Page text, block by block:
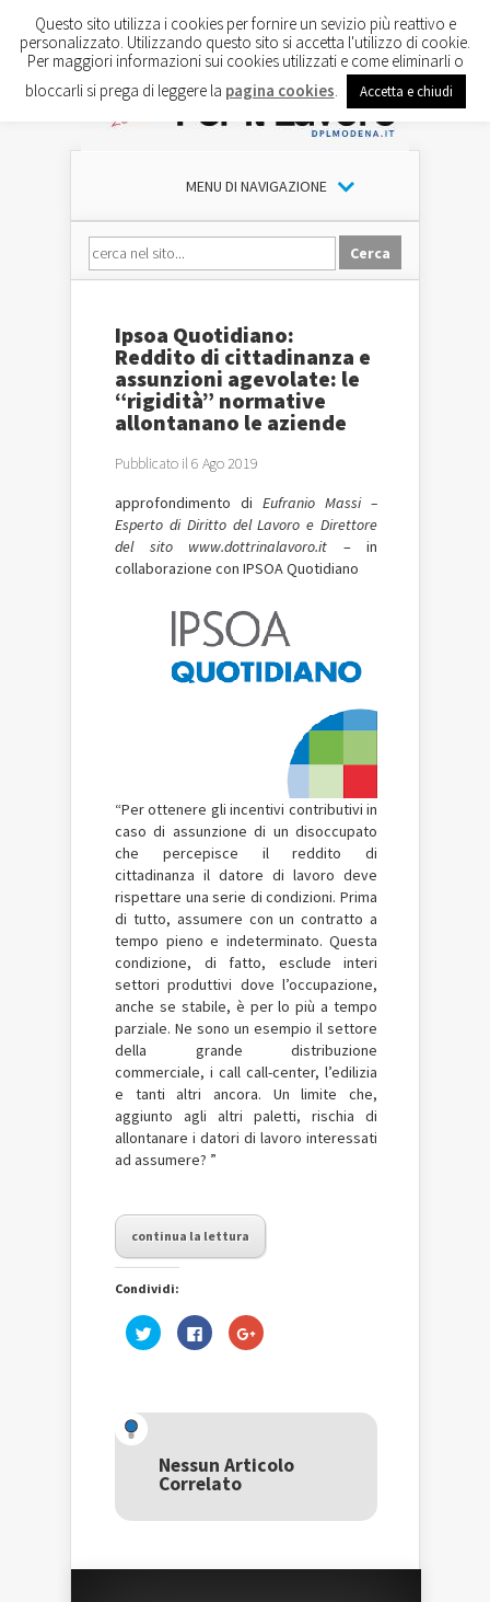
MENU DI NAVIGAZIONE
Ipsoa Quotidiano:
Reddito di cittadinanza e
assunzioni agevolate: le
“rigidità” normative
allontanano le aziende
Pubblicato il 6 Ago 2019
approfondimento di Eufranio Massi –
Esperto di Diritto del Lavoro e Direttore
del sito www.dottrinalavoro.it – in
collaborazione con IPSOA Quotidiano
“Per ottenere gli incentivi contributivi in
caso di assunzione di un disoccupato
che percepisce il reddito di
cittadinanza il datore di lavoro deve
rispettare una serie di condizioni. Prima
di tutto, assumere con un contratto a
tempo pieno e indeterminato. Questa
condizione, di fatto, esclude interi
settori produttivi dove l’occupazione,
anche se stabile, è per lo più a tempo
parziale. Ne sono un esempio il settore
della grande distribuzione
commerciale, i call call-center, l’edilizia
e tanti altri ancora. Un limite che,
aggiunto agli altri paletti, rischia di
allontanare i datori di lavoro interessati
ad assumere? ”
continua la lettura
Condividi:
Fai
clic
una
nuova
finestra)
Fai
clic
nuova
finestra)
Fai
clic
una
nuova
Nessun Articolo
Correlato
Questo sito utilizza i cookies per fornire un sevizio più reattivo e
personalizzato. Utilizzando questo sito si accetta l'utilizzo di cookie.
Per maggiori informazioni sui cookies utilizzati e come eliminarli o
bloccarli si prega di leggere la pagina cookies Accetta e chiudi